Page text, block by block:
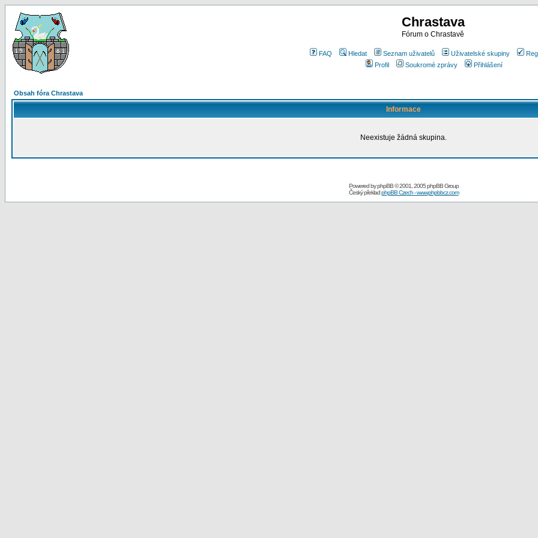
Chrastava
Fórum o Chrastavě
FAQ Hledat Seznam uživatelů Uživatelské skupiny
Profil
Soukromé zprávy Přihlášení
Obsah fóra Chrastava
Informace
Neexistuje žádná skupina.
Powered byphpBB© 2001, 2005 phpBB Group
Český překladphpBB Czech - www.phpbbcz.com